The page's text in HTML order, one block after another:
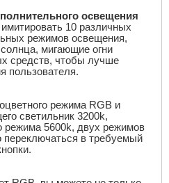
освещения
10 различных
режимов освещения,
мигающие огни
средств, чтобы лучше
пользователя.
режима RGB и
светильник 3200k,
режима 5600k, двух режимов
переключаться в требуемый